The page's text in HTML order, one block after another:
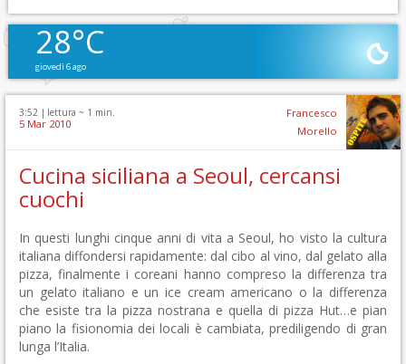
28°C
giovedì 6 ago
3:52 | lettura ~ 1 min.
5 Mar 2010
Francesco
Morello
Cucina siciliana a Seoul, cercansi
cuochi
In questi lunghi cinque anni di vita a Seoul, ho visto la cultura
italiana diffondersi rapidamente: dal cibo al vino, dal gelato alla
pizza, finalmente i coreani hanno compreso la differenza tra
un gelato italiano e un ice cream americano o la differenza
che esiste tra la pizza nostrana e quella di pizza Hut…e pian
piano la fisionomia dei locali è cambiata, prediligendo di gran
lunga l’Italia.